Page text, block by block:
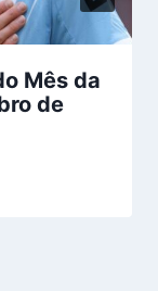
Mês da
de